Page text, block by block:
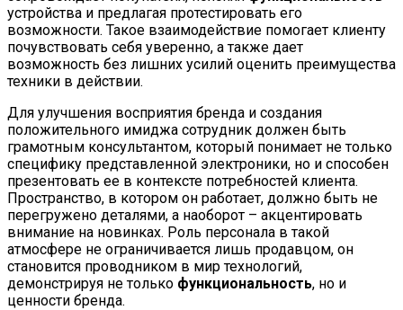
устройства и предлагая протестировать его
возможности. Такое взаимодействие помогает клиенту
почувствовать себя уверенно, а также дает
возможность без лишних усилий оценить преимущества
техники в действии.
Для улучшения восприятия бренда и создания
положительного имиджа сотрудник должен быть
грамотным консультантом, который понимает не только
специфику представленной электроники, но и способен
презентовать ее в контексте потребностей клиента.
Пространство, в котором он работает, должно быть не
перегружено деталями, а наоборот – акцентировать
внимание на новинках. Роль персонала в такой
атмосфере не ограничивается лишь продавцом, он
становится проводником в мир технологий,
демонстрируя не только функциональность, но и
ценности бренда.